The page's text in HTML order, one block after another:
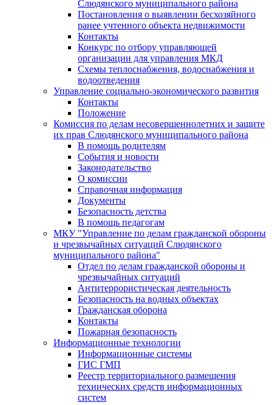
Слюдянского муниципального района
Постановления о выявлении бесхозяйного
ранее учтенного объекта недвижимости
Контакты
Конкурс по отбору управляющей
организации для управления МКД
Схемы теплоснабжения, водоснабжения и
водоотведения
Управление социально-экономического развития
Контакты
Положение
Комиссия по делам несовершеннолетних и защите
их прав Слюдянского муниципального района
В помощь родителям
События и новости
Законодательство
О комиссии
Справочная информация
Документы
Безопасность детства
В помощь педагогам
МКУ "Управление по делам гражданской обороны
и чрезвычайных ситуаций Слюдянского
муниципального района"
Отдел по делам гражданской обороны и
чрезвычайных ситуаций
Антитеррористическая деятельность
Безопасность на водных объектах
Гражданская оборона
Контакты
Пожарная безопасность
Информационные технологии
Информационные системы
ГИС ГМП
Реестр территориального размещения
технических средств информационных
систем